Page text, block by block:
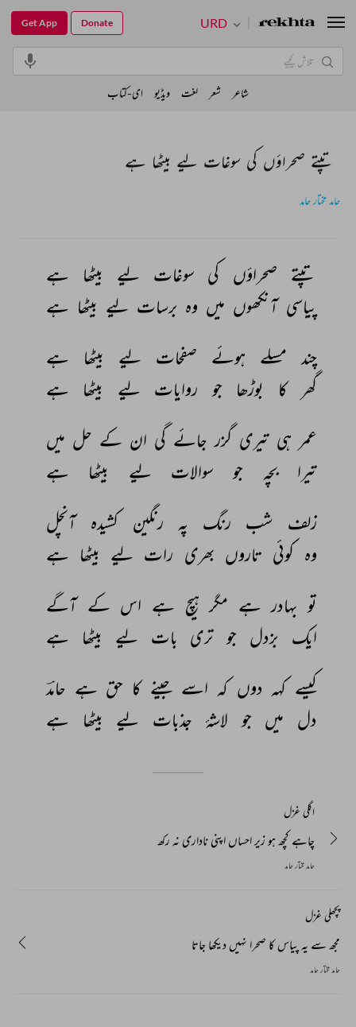
تپتے صحراؤں کی سوغات لیے بیٹھا ہے
حامد مختار حامد
تپتے صحراؤں کی سوغات لیے بیٹھا
ہے
پیاسی آنکھوں میں وہ برسات لیے بیٹھا ہے
چند مسلے ہوئے صفحات لیے بیٹھا
ہے
گھر
کا بوڑھا جو روایات لیے بیٹھا
ہے
عمر ہی تیری گزر جائے گی ان کے حل میں
تیرا
بچہ جو سوالات لیے بیٹھا
ہے
زلف
شب رنگ پہ رنگین کشیدہ آنچل
وہ کوئی تاروں بھری رات لیے بیٹھا ہے
تو بہادر ہے مگر ہیچ ہے اس کے آگے
ایک بزدل جو تری بات لیے بیٹھا ہے
کیسے کہہ دوں کہ اسے جینے کا حق ہے حامدؔ
دل میں جو لاشۂ جذبات لیے بیٹھا ہے
اگلی غزل
چاہے کچھ ہو زیر احساں اپنی ناداری نہ رکھ
حامد مختار حامد
پچھلی غزل
مجھ سے یہ پیاس کا صحرا نہیں دیکھا جاتا
حامد مختار حامد
URD
Get App Donate
شاعر شعر لغت ویڈیو ای-کتاب